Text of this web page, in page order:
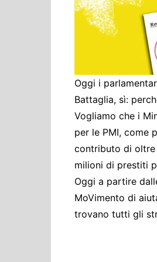
Oggi i
Battaglia, sì:
Vogliamo che i
per le PMI, come
contributo di oltre
milioni di prestiti
Oggi a partire
MoVimento di
trovano tutti gli